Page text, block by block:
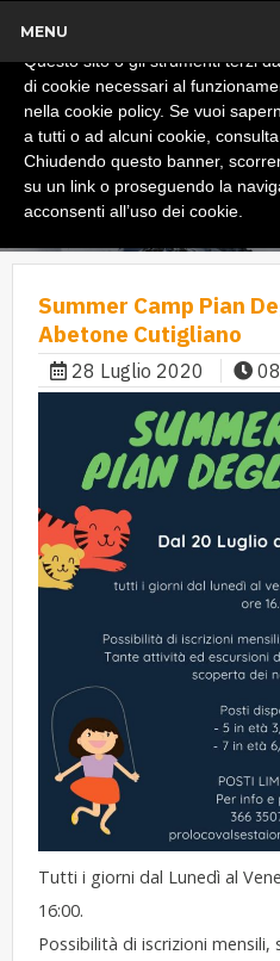
MENU
Summer Camp Pian
Abetone Cutigliano
28 Luglio 2020
Tutti i giorni dal Lunedì al
16:00.
Possibilità di iscrizioni mensili,
Informativa
Questo sito o gli strumenti terzi
di cookie necessari al
nella cookie policy. Se vuoi
a tutti o ad alcuni cookie,
Chiudendo questo banner,
su un link o proseguendo la
acconsenti all’uso dei cookie.